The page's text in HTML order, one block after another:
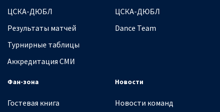
ЦСКА-ДЮБЛ
Результаты матчей
Турнирные таблицы
Аккредитация СМИ
ЦСКА-ДЮБЛ
Dance Team
Фан-зона
Гостевая книга
Новости
Новости команд